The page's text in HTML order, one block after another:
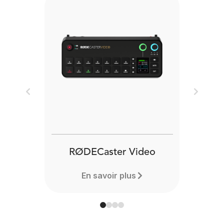
RØDECaster Video
En savoir plus
Previous Next